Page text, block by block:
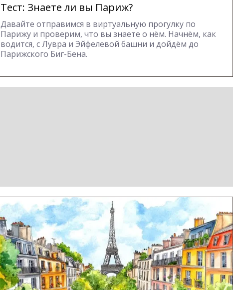
Тест: Знаете ли вы Париж?
Давайте отправимся в виртуальную прогулку по
Парижу и проверим, что вы знаете о нём. Начнём, как
водится, с Лувра и Эйфелевой башни и дойдём до
Парижского Биг-Бена.